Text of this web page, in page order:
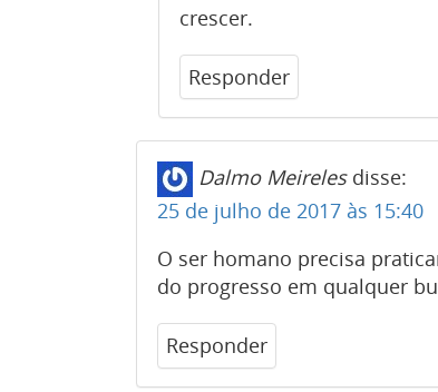
crescer.
Responder
Dalmo Meireles disse:
25 de julho de 2017 às 15:40
O ser homano precisa
do progresso em qualquer
Responder